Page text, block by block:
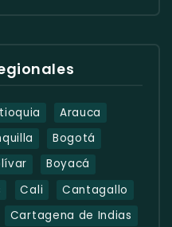
Arauca
Bogotá
Boyacá
Cali
Cantagallo
Cartagena de Indias